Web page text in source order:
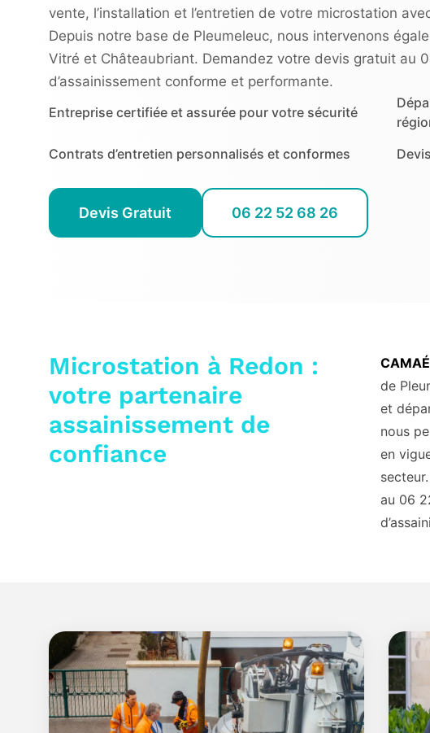
vente, l’installation et l’entretien de votre microstation
Depuis notre base de Pleumeleuc, nous intervenons
Vitré et Châteaubriant. Demandez votre devis gratuit au
d’assainissement conforme et performante.
Entreprise certifiée et assurée pour votre sécurité
Contrats d’entretien personnalisés et conformes
Devis Gratuit 06 22 52 68 26
Microstation à Redon :
votre partenaire
assainissement de
confiance
de
et
nous
en
au 06